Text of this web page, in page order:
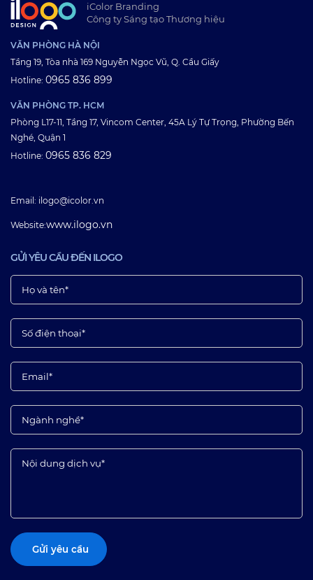
iColor Branding
Công ty Sáng tạo Thương hiệu
VĂN PHÒNG HÀ NỘI
Tầng 19, Tòa nhà 169 Nguyễn Ngọc Vũ, Q. Cầu Giấy
Hotline: 0965 836 899
VĂN PHÒNG TP. HCM
Phòng L17-11, Tầng 17, Vincom Center, 45A Lý Tự Trọng, Phường Bến
Nghé, Quận 1
Hotline: 0965 836 829
Email: ilogo@icolor.vn
Website:www.ilogo.vn
GỬI YÊU CẦU ĐẾN ILOGO